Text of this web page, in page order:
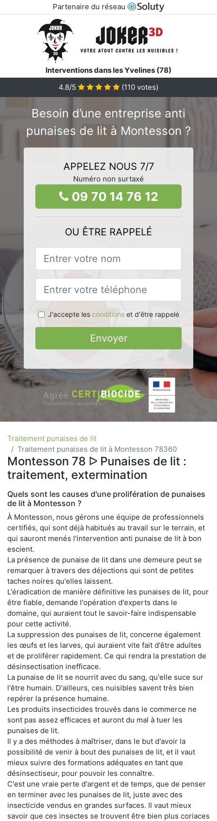
Partenaire du réseau
Interventions dans les Yvelines (78)
4.8/5
(110 votes)
Besoin d’une entreprise anti
punaises de lit à Montesson ?
APPELEZ NOUS 7/7
Numéro non surtaxé
09 70 14 76 12
OU ÊTRE RAPPELÉ
J'accepte les conditionset d'être rappelé
Envoyer
Traitement punaises de lit
Traitement punaises de lit à Montesson 78360
Montesson 78 ᐅ Punaises de lit :
traitement, extermination
Quels sont les causes d'une prolifération de punaises
de lit à Montesson ?
À Montesson, nous gérons une équipe de professionnels
certifiés, qui sont déjà habitués au travail sur le terrain, et
qui sauront menés l'intervention anti punaise de lit à bon
escient.
La présence de punaise de lit dans une demeure peut se
remarquer à travers des déjections qui sont de petites
taches noires qu'elles laissent.
L'éradication de manière définitive les punaises de lit, pour
être fiable, demande l'opération d'experts dans le
domaine, qui auraient tout le savoir-faire indispensable
pour cette activité.
La suppression des punaises de lit, concerne également
les œufs et les larves, qui auraient vite fait d'être adultes
et de proliférer rapidement. Ce qui rendra la prestation de
désinsectisation inefficace.
La punaise de lit se nourrit avec du sang, qu'elle suce sur
l'être humain. D'ailleurs, ces nuisibles savent très bien
repérer la présence humaine.
Les produits insecticides trouvés dans le commerce ne
sont pas assez efficaces et auront du mal à tuer les
punaises de lit.
Il y a des méthodes à maîtriser, dans le but d'avoir la
possibilité de venir à bout des punaises de lit, et il vaut
mieux suivre des formations adéquates en tant que
désinsectiseur, pour pouvoir les connaître.
C'est une vraie perte d'argent et de temps, que de penser
en terminer avec les punaises de lit, juste avec des
insecticide vendus en grandes surfaces. Il vaut mieux
savoir que ces insectes se trouvent être bien plus coriaces